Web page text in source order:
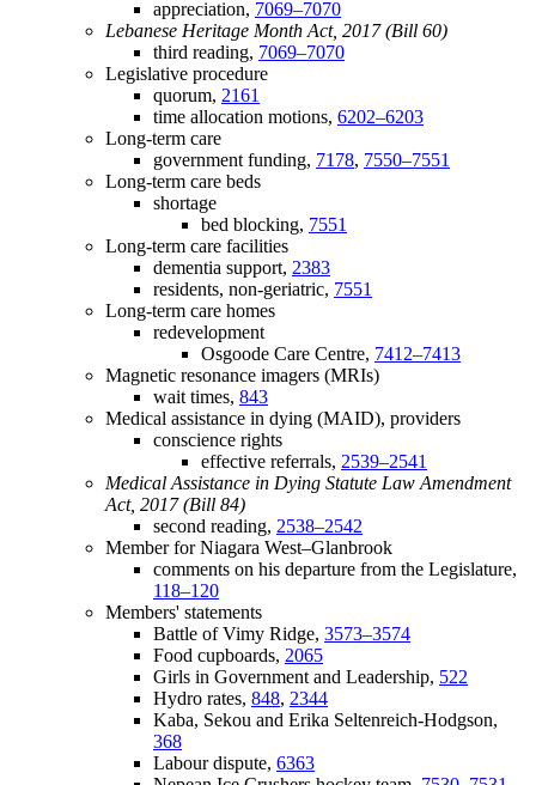
appreciation, 7069–7070
Lebanese Heritage Month Act, 2017 (Bill 60)
third reading, 7069–7070
Legislative procedure
quorum, 2161
time allocation motions, 6202–6203
Long-term care
government funding, 7178, 7550–7551
Long-term care beds
shortage
bed blocking, 7551
Long-term care facilities
dementia support, 2383
residents, non-geriatric, 7551
Long-term care homes
redevelopment
Osgoode Care Centre, 7412–7413
Magnetic resonance imagers (MRIs)
wait times, 843
Medical assistance in dying (MAID), providers
conscience rights
effective referrals, 2539–2541
Medical Assistance in Dying Statute Law Amendment
Act, 2017 (Bill 84)
second reading, 2538–2542
Member for Niagara West–Glanbrook
comments on his departure from the Legislature,
118–120
Members' statements
Battle of Vimy Ridge, 3573–3574
Food cupboards, 2065
Girls in Government and Leadership, 522
Hydro rates, 848, 2344
Kaba, Sekou and Erika Seltenreich-Hodgson,
368
Labour dispute, 6363